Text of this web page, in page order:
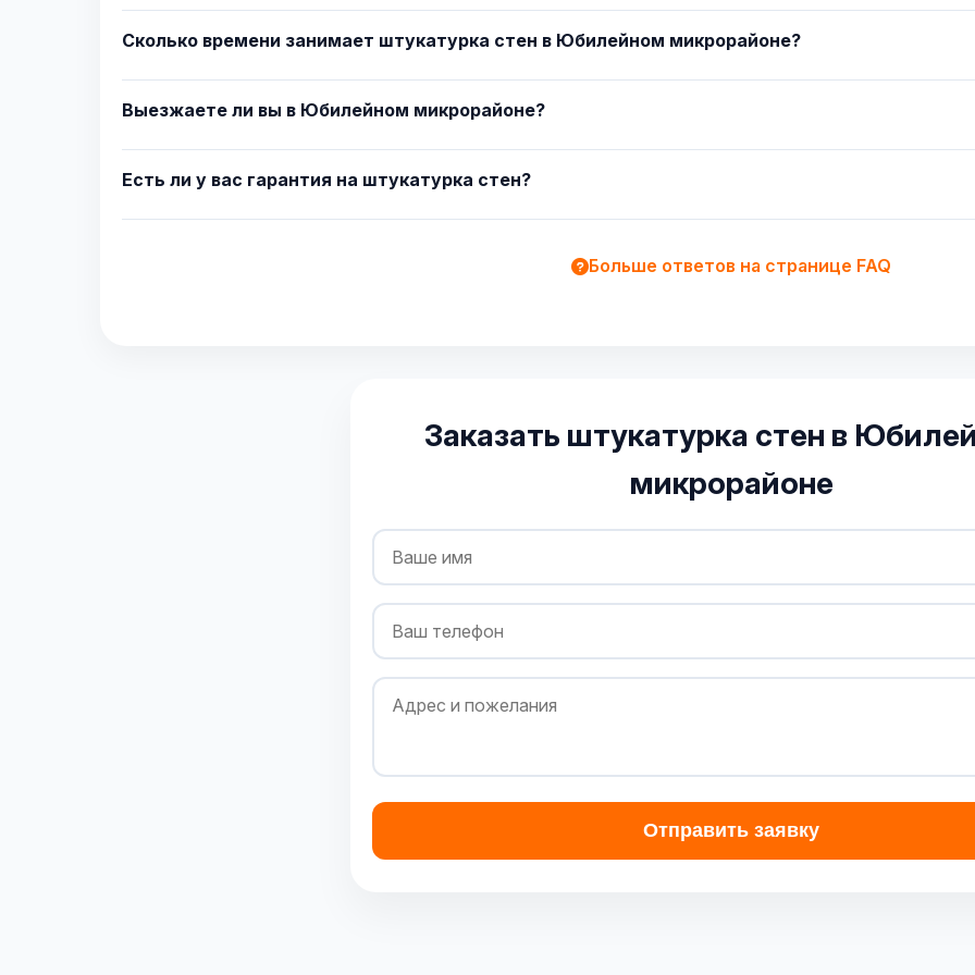
Сколько времени занимает штукатурка стен в Юбилейном микрорайоне?
Выезжаете ли вы в Юбилейном микрорайоне?
Есть ли у вас гарантия на штукатурка стен?
Больше ответов на странице FAQ
Заказать штукатурка стен в
микрорайоне
Отправить заявку